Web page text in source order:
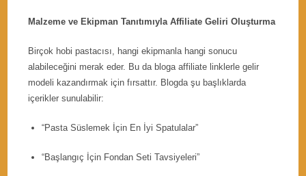
Malzeme ve Ekipman Tanıtımıyla Affiliate Geliri Oluşturma
Birçok hobi pastacısı, hangi ekipmanla hangi sonucu
alabileceğini merak eder. Bu da bloga affiliate linklerle gelir
modeli kazandırmak için fırsattır. Blogda şu başlıklarda
içerikler sunulabilir:
“Pasta Süslemek İçin En İyi Spatulalar”
“Başlangıç İçin Fondan Seti Tavsiyeleri”